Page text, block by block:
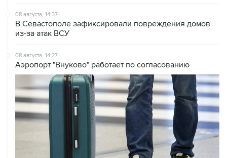
08 августа, 14:37
В Севастополе зафиксировали повреждения домов
из-за атак ВСУ
08 августа, 14:27
Аэропорт "Внуково" работает по согласованию